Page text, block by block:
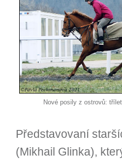
Nové posily z ostrovů:
Představovaní
(Mikhail Glinka),